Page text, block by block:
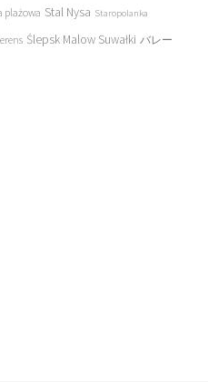
plażowa Stal Nysa Staropolanka
Ślepsk Malow Suwałki バレー